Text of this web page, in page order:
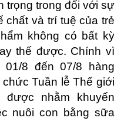
trọng trong đối với sự
chất và trí tuệ của trẻ
không có bất kỳ
thế được. Chính vì
8 đến 07/8 hàng
Tuần lễ Thế giới
nhằm khuyến
nuôi con bằng sữa